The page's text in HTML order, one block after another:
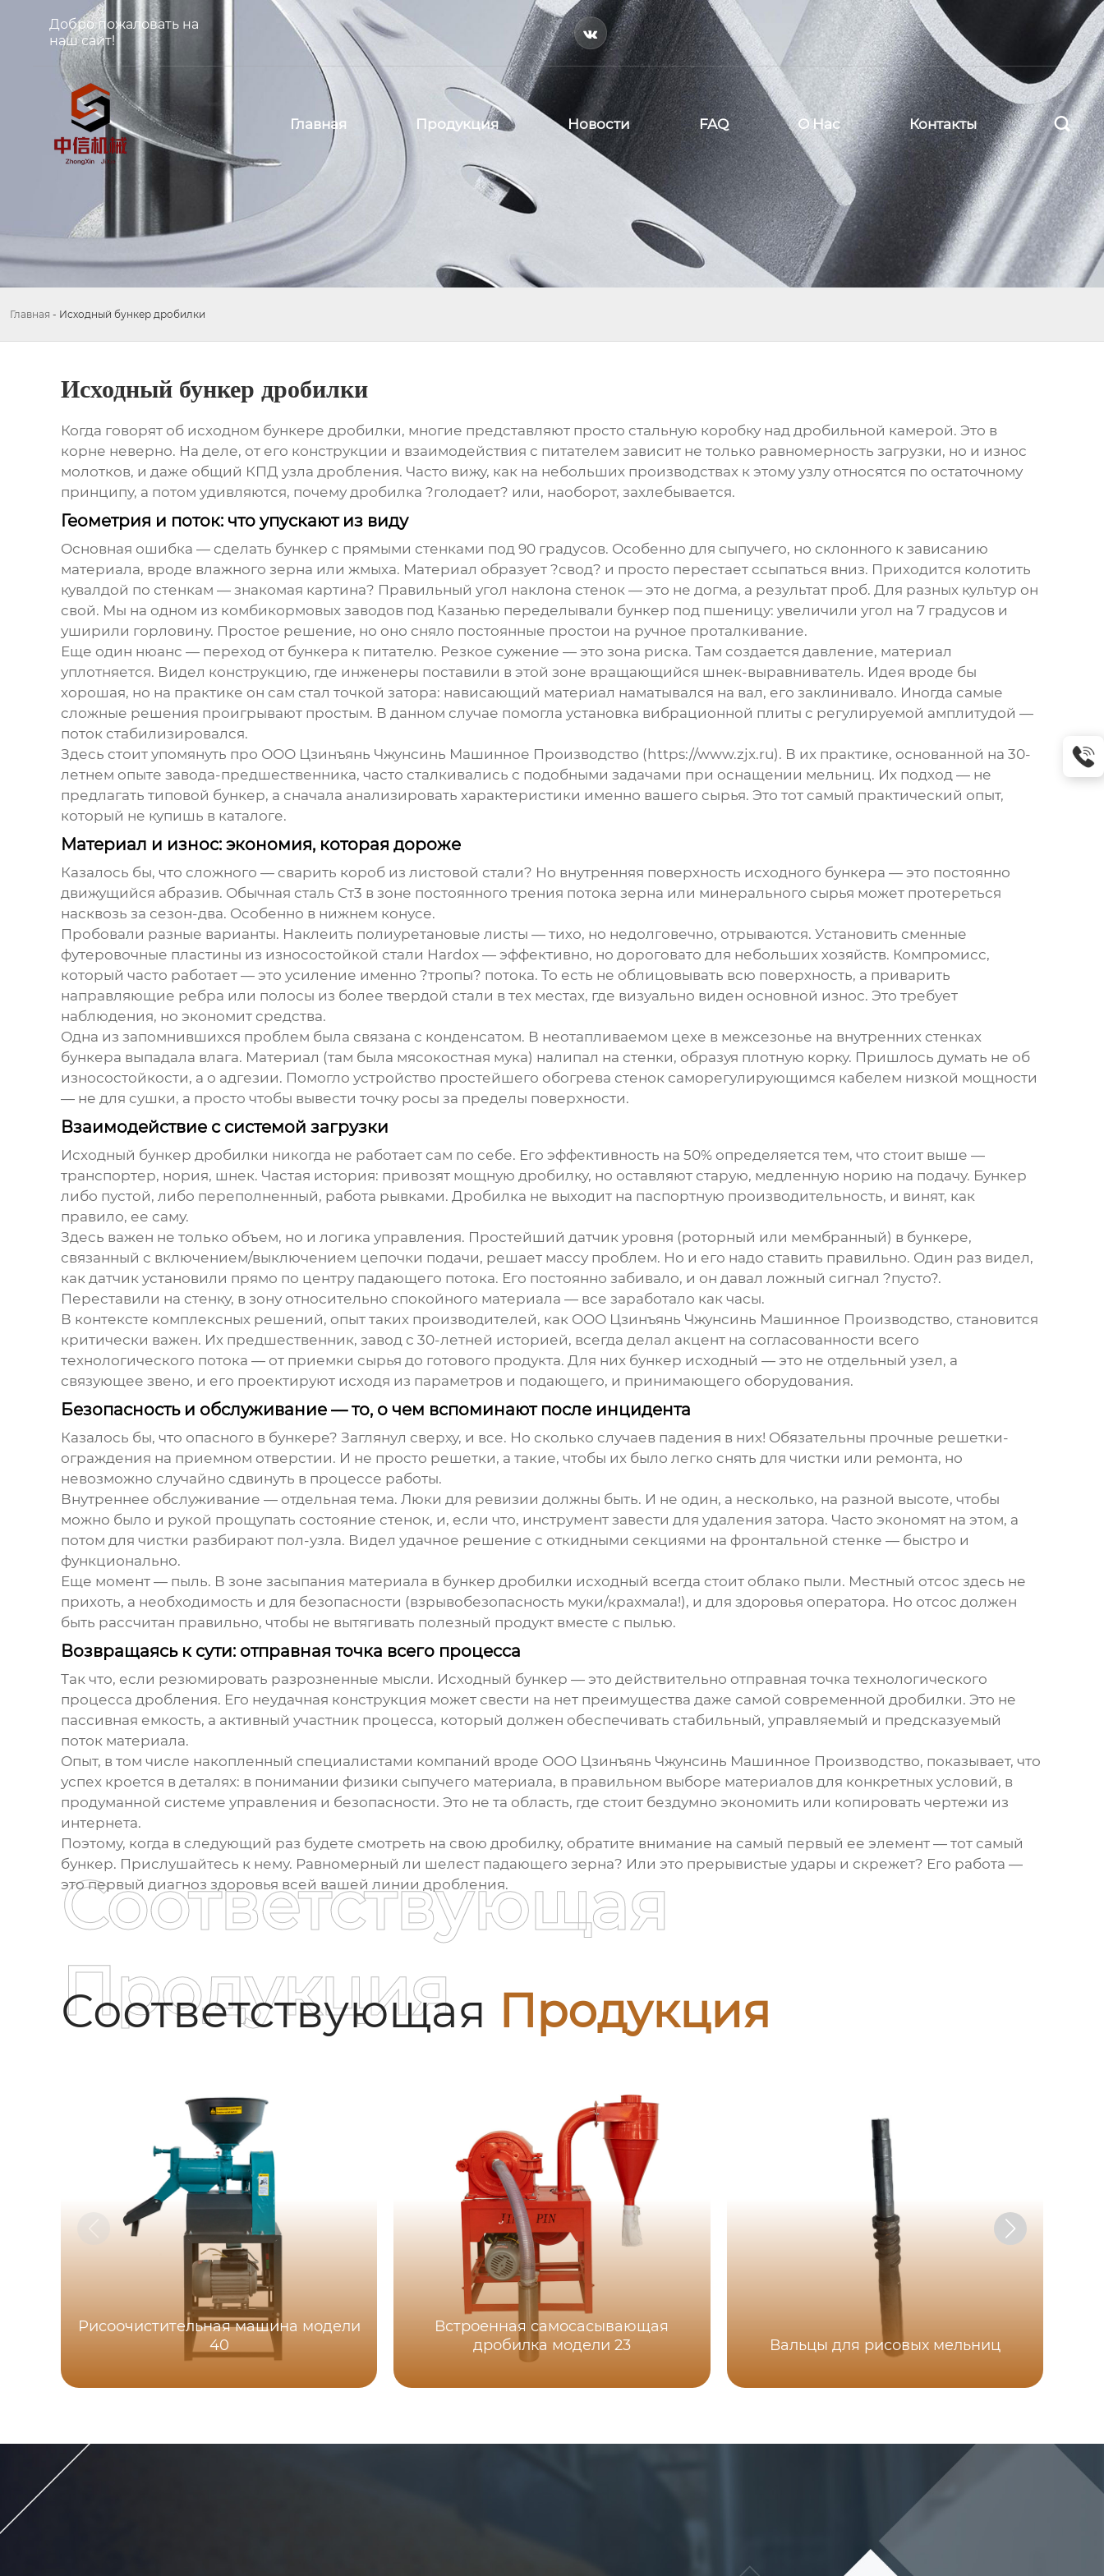
Добро пожаловать на
наш сайт!

Главная Продукция Новости FAQ О Нас Контакты 
Главная - Исходный бункер дробилки
Исходный бункер дробилки
Когда говорят об исходном бункере дробилки, многие представляют просто стальную коробку над дробильной камерой. Это в
корне неверно. На деле, от его конструкции и взаимодействия с питателем зависит не только равномерность загрузки, но и износ
молотков, и даже общий КПД узла дробления. Часто вижу, как на небольших производствах к этому узлу относятся по остаточному
принципу, а потом удивляются, почему дробилка ?голодает? или, наоборот, захлебывается.
Геометрия и поток: что упускают из виду
Основная ошибка — сделать бункер с прямыми стенками под 90 градусов. Особенно для сыпучего, но склонного к зависанию
материала, вроде влажного зерна или жмыха. Материал образует ?свод? и просто перестает ссыпаться вниз. Приходится колотить
кувалдой по стенкам — знакомая картина? Правильный угол наклона стенок — это не догма, а результат проб. Для разных культур он
свой. Мы на одном из комбикормовых заводов под Казанью переделывали бункер под пшеницу: увеличили угол на 7 градусов и
уширили горловину. Простое решение, но оно сняло постоянные простои на ручное проталкивание.
Еще один нюанс — переход от бункера к питателю. Резкое сужение — это зона риска. Там создается давление, материал
уплотняется. Видел конструкцию, где инженеры поставили в этой зоне вращающийся шнек-выравниватель. Идея вроде бы
хорошая, но на практике он сам стал точкой затора: нависающий материал наматывался на вал, его заклинивало. Иногда самые
сложные решения проигрывают простым. В данном случае помогла установка вибрационной плиты с регулируемой амплитудой —
поток стабилизировался.
Здесь стоит упомянуть про ООО Цзинъянь Чжунсинь Машинное Производство ( https://www.zjx.ru). В их практике, основанной на 30-
летнем опыте завода-предшественника, часто сталкивались с подобными задачами при оснащении мельниц. Их подход — не
предлагать типовой бункер, а сначала анализировать характеристики именно вашего сырья. Это тот самый практический опыт,
который не купишь в каталоге.
Материал и износ: экономия, которая дороже
Казалось бы, что сложного — сварить короб из листовой стали? Но внутренняя поверхность исходного бункера — это постоянно
движущийся абразив. Обычная сталь Ст3 в зоне постоянного трения потока зерна или минерального сырья может протереться
насквозь за сезон-два. Особенно в нижнем конусе.
Пробовали разные варианты. Наклеить полиуретановые листы — тихо, но недолговечно, отрываются. Установить сменные
футеровочные пластины из износостойкой стали Hardox — эффективно, но дороговато для небольших хозяйств. Компромисс,
который часто работает — это усиление именно ?тропы? потока. То есть не облицовывать всю поверхность, а приварить
направляющие ребра или полосы из более твердой стали в тех местах, где визуально виден основной износ. Это требует
наблюдения, но экономит средства.
Одна из запомнившихся проблем была связана с конденсатом. В неотапливаемом цехе в межсезонье на внутренних стенках
бункера выпадала влага. Материал (там была мясокостная мука) налипал на стенки, образуя плотную корку. Пришлось думать не об
износостойкости, а о адгезии. Помогло устройство простейшего обогрева стенок саморегулирующимся кабелем низкой мощности
— не для сушки, а просто чтобы вывести точку росы за пределы поверхности.
Взаимодействие с системой загрузки
Исходный бункер дробилки никогда не работает сам по себе. Его эффективность на 50% определяется тем, что стоит выше —
транспортер, нория, шнек. Частая история: привозят мощную дробилку, но оставляют старую, медленную норию на подачу. Бункер
либо пустой, либо переполненный, работа рывками. Дробилка не выходит на паспортную производительность, и винят, как
правило, ее саму.
Здесь важен не только объем, но и логика управления. Простейший датчик уровня (роторный или мембранный) в бункере,
связанный с включением/выключением цепочки подачи, решает массу проблем. Но и его надо ставить правильно. Один раз видел,
как датчик установили прямо по центру падающего потока. Его постоянно забивало, и он давал ложный сигнал ?пусто?.
Переставили на стенку, в зону относительно спокойного материала — все заработало как часы.
В контексте комплексных решений, опыт таких производителей, как ООО Цзинъянь Чжунсинь Машинное Производство, становится
критически важен. Их предшественник, завод с 30-летней историей, всегда делал акцент на согласованности всего
технологического потока — от приемки сырья до готового продукта. Для них бункер исходный — это не отдельный узел, а
связующее звено, и его проектируют исходя из параметров и подающего, и принимающего оборудования.
Безопасность и обслуживание — то, о чем вспоминают после инцидента
Казалось бы, что опасного в бункере? Заглянул сверху, и все. Но сколько случаев падения в них! Обязательны прочные решетки-
ограждения на приемном отверстии. И не просто решетки, а такие, чтобы их было легко снять для чистки или ремонта, но
невозможно случайно сдвинуть в процессе работы.
Внутреннее обслуживание — отдельная тема. Люки для ревизии должны быть. И не один, а несколько, на разной высоте, чтобы
можно было и рукой прощупать состояние стенок, и, если что, инструмент завести для удаления затора. Часто экономят на этом, а
потом для чистки разбирают пол-узла. Видел удачное решение с откидными секциями на фронтальной стенке — быстро и
функционально.
Еще момент — пыль. В зоне засыпания материала в бункер дробилки исходный всегда стоит облако пыли. Местный отсос здесь не
прихоть, а необходимость и для безопасности (взрывобезопасность муки/крахмала!), и для здоровья оператора. Но отсос должен
быть рассчитан правильно, чтобы не вытягивать полезный продукт вместе с пылью.
Возвращаясь к сути: отправная точка всего процесса
Так что, если резюмировать разрозненные мысли. Исходный бункер — это действительно отправная точка технологического
процесса дробления. Его неудачная конструкция может свести на нет преимущества даже самой современной дробилки. Это не
пассивная емкость, а активный участник процесса, который должен обеспечивать стабильный, управляемый и предсказуемый
поток материала.
Опыт, в том числе накопленный специалистами компаний вроде ООО Цзинъянь Чжунсинь Машинное Производство, показывает, что
успех кроется в деталях: в понимании физики сыпучего материала, в правильном выборе материалов для конкретных условий, в
продуманной системе управления и безопасности. Это не та область, где стоит бездумно экономить или копировать чертежи из
интернета.
Поэтому, когда в следующий раз будете смотреть на свою дробилку, обратите внимание на самый первый ее элемент — тот самый
бункер. Прислушайтесь к нему. Равномерный ли шелест падающего зерна? Или это прерывистые удары и скрежет? Его работа —
это первый диагноз здоровья всей вашей линии дробления.
Соответствующая Продукция
Соответствующая
Продукция
Рисоочистительная машина модели
40
Встроенная самоcасывающая
дробилка модели 23
Вальцы для рисовых мельниц